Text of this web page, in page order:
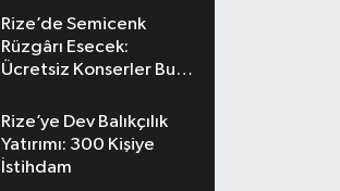
Belli Oldu
Rize’de Semicenk
Rüzgârı Esecek:
Ücretsiz Konserler Bu
Rize’ye Dev Balıkçılık
Yatırımı: 300 Kişiye
İstihdam